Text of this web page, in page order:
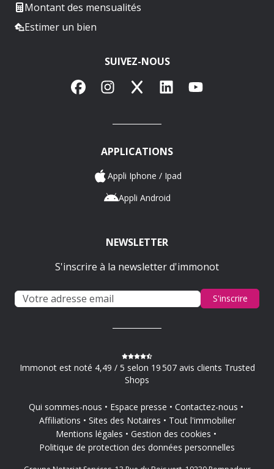
Montant des mensualités
Estimer un bien
SUIVEZ-NOUS
FacebookInstagram
X LinkedInYouTube
APPLICATIONS
Appli Iphone / Ipad
Appli Android
NEWSLETTER
S'inscrire à la newsletter d'immonot
S'inscrire
Immonot est noté 4,49 / 5 selon 19 507 avis clients Trusted
Shops
Qui sommes-nous Espace presse
Contactez-nous
Affiliations
Sites des Notaires
Tout l'immobilier
Mentions légales
Gestion des cookies
Politique de protection des données personnelles